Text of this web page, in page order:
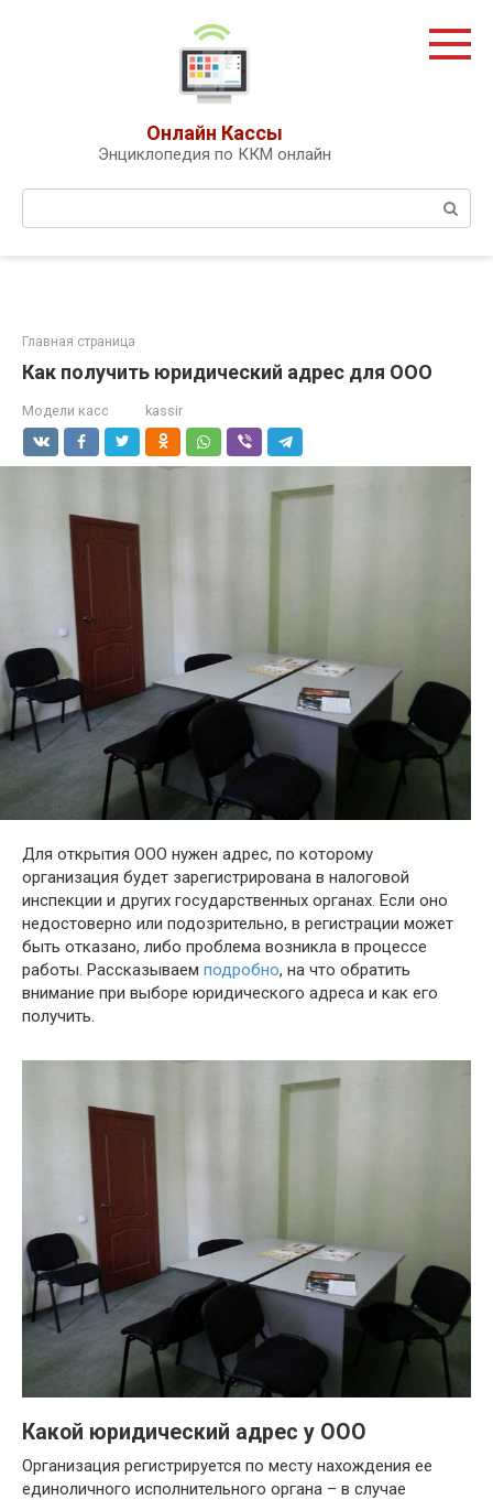
Онлайн Кассы
Энциклопедия по ККМ онлайн
Поиск:
Главная страница
Как получить юридический адрес для ООО
Модели касс kassir
Для открытия ООО нужен адрес, по которому
организация будет зарегистрирована в налоговой
инспекции и других государственных органах. Если оно
недостоверно или подозрительно, в регистрации может
быть отказано, либо проблема возникла в процессе
работы. Рассказываем подробно, на что обратить
внимание при выборе юридического адреса и как его
получить.
Какой юридический адрес у ООО
Организация регистрируется по месту нахождения ее
единоличного исполнительного органа – в случае